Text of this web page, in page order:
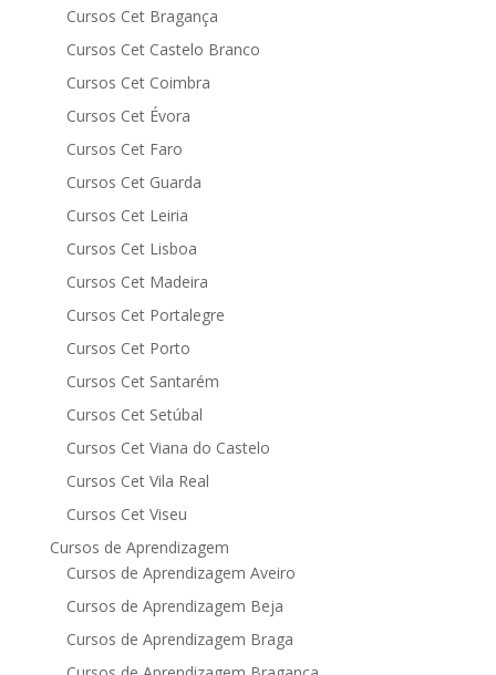
Cursos Cet Bragança
Cursos Cet Castelo Branco
Cursos Cet Coimbra
Cursos Cet Évora
Cursos Cet Faro
Cursos Cet Guarda
Cursos Cet Leiria
Cursos Cet Lisboa
Cursos Cet Madeira
Cursos Cet Portalegre
Cursos Cet Porto
Cursos Cet Santarém
Cursos Cet Setúbal
Cursos Cet Viana do Castelo
Cursos Cet Vila Real
Cursos Cet Viseu
Cursos de Aprendizagem
Cursos de Aprendizagem Aveiro
Cursos de Aprendizagem Beja
Cursos de Aprendizagem Braga